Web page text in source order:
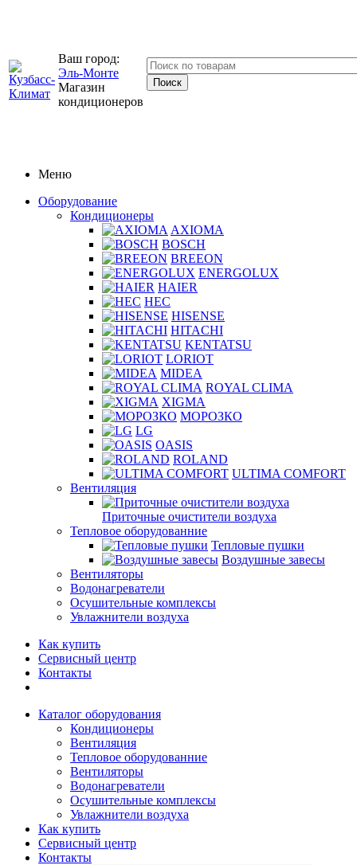
Ваш город:
Эль-Монте
Магазин
кондиционеров
Меню
Оборудование
Кондиционеры
AXIOMA
BOSCH
BREEON
ENERGOLUX
HAIER
HEC
HISENSE
HITACHI
KENTATSU
LORIOT
MIDEA
ROYAL CLIMA
XIGMA
МОРОЗКО
LG
OASIS
ROLAND
ULTIMA COMFORT
Вентиляция
Приточные очистители воздуха
Тепловое оборудованние
Тепловые пушки
Воздушные завесы
Вентиляторы
Водонагреватели
Осушительные комплексы
Увлажнители воздуха
Как купить
Сервисный центр
Контакты
Каталог оборудования
Кондиционеры
Вентиляция
Тепловое оборудованние
Вентиляторы
Водонагреватели
Осушительные комплексы
Увлажнители воздуха
Как купить
Сервисный центр
Контакты